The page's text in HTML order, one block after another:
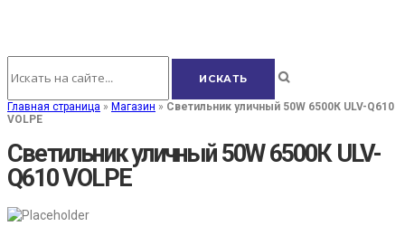
Главная страница » Магазин » Светильник уличный 50W 6500К ULV-Q610
VOLPE
Светильник уличный 50W 6500К ULV-
Q610 VOLPE